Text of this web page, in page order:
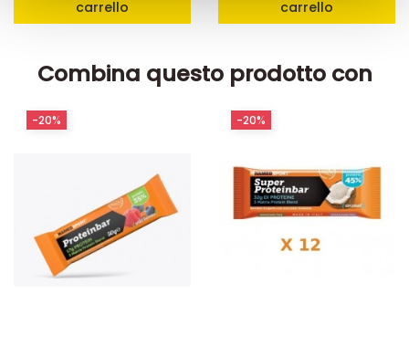
raccolto dal suo utilizzo dei loro servizi.
carrello
carrello
Combina questo prodotto con
-20% -20%